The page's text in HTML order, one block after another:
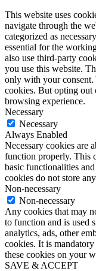
This website uses
navigate through the
categorized as
essential for the
also use third-party
you use this website.
only with your consent.
cookies. But opting out
browsing experience.
Necessary
Necessary
Always Enabled
Necessary cookies are
function properly. This
basic functionalities
cookies do not store
Non-necessary
Non-necessary
Any cookies that may
to function and is used
analytics, ads, other
cookies. It is
these cookies on your
SAVE & ACCEPT